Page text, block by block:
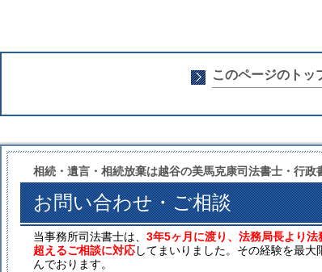
このページのトッ
相続・遺言・相続放棄は越谷の美馬克康司法書士・行政
お問い合わせ・ご相談
当事務所司法書士は、 3年5ヶ月に渡り、法務局長より
超えるご相談に対応してまいりました。その経験を最
んでおります。